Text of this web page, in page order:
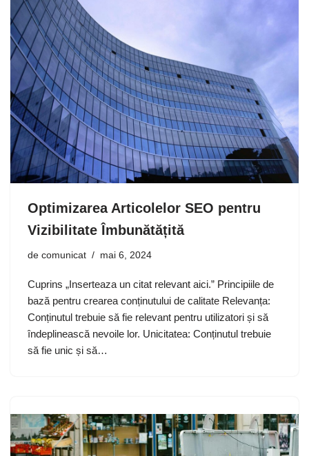
Optimizarea Articolelor SEO pentru
Vizibilitate Îmbunătățită
de comunicat mai 6, 2024
Cuprins „Inserteaza un citat relevant aici.” Principiile de
bază pentru crearea conținutului de calitate Relevanța:
Conținutul trebuie să fie relevant pentru utilizatori și să
îndeplinească nevoile lor. Unicitatea: Conținutul trebuie
să fie unic și să…